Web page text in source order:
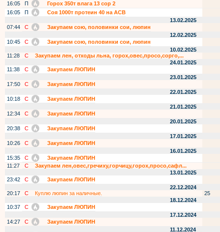
16:05
П
Горох 350т влага 13 сор 2
16:05
П
Соя 1000т протеин 40 на АСВ
13.02.2025
07:44
С
Закупаем сою, половинки сои, люпин
12.02.2025
10:45
С
Закупаем сою, половинки сои, люпин
10.02.2025
11:28
С
Закупаем лен, отходы льна, горох,овес,просо,сорго,...
24.01.2025
11:38
С
Закупаем ЛЮПИН
23.01.2025
17:50
С
Закупаем ЛЮПИН
22.01.2025
10:18
С
Закупаем ЛЮПИН
21.01.2025
12:34
С
Закупаем ЛЮПИН
20.01.2025
20:38
С
Закупаем ЛЮПИН
17.01.2025
10:26
С
Закупаем ЛЮПИН
16.01.2025
15:35
С
Закупаем ЛЮПИН
11:27
С
Закупаем лен,овес,гречиху,горчицу,горох,просо,сафл...
13.01.2025
23:42
С
Закупаем ЛЮПИН
22.12.2024
20:17
С Куплю люпин за наличные.
25
18.12.2024
10:37
С
Закупаем ЛЮПИН
17.12.2024
14:27
С
Закупаем ЛЮПИН
11.12.2024